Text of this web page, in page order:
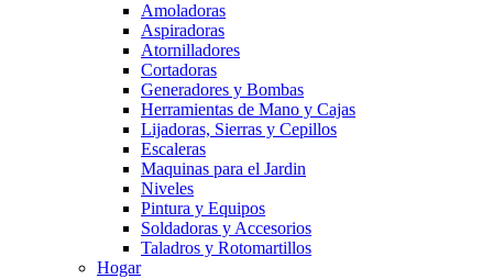
Amoladoras
Aspiradoras
Atornilladores
Cortadoras
Generadores y Bombas
Herramientas de Mano y Cajas
Lijadoras, Sierras y Cepillos
Escaleras
Maquinas para el Jardin
Niveles
Pintura y Equipos
Soldadoras y Accesorios
Taladros y Rotomartillos
Hogar